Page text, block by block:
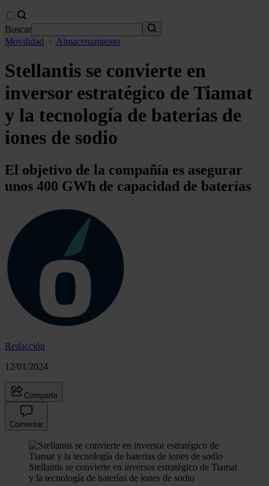
Buscar
Movilidad
· Almacenamiento
Stellantis se convierte en
inversor estratégico de Tiamat
y la tecnología de baterías de
iones de sodio
El objetivo de la compañía es asegurar
unos 400 GWh de capacidad de baterías
Redacción
12/01/2024
Compartir
Comentar
Stellantis se convierte en inversor estratégico de Tiamat
y la tecnología de baterías de iones de sodio